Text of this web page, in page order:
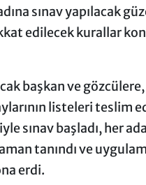
sınav yapılacak
edilecek kurallar
başkan ve
listeleri teslim
sınav başladı, her
tanındı ve
erdi.